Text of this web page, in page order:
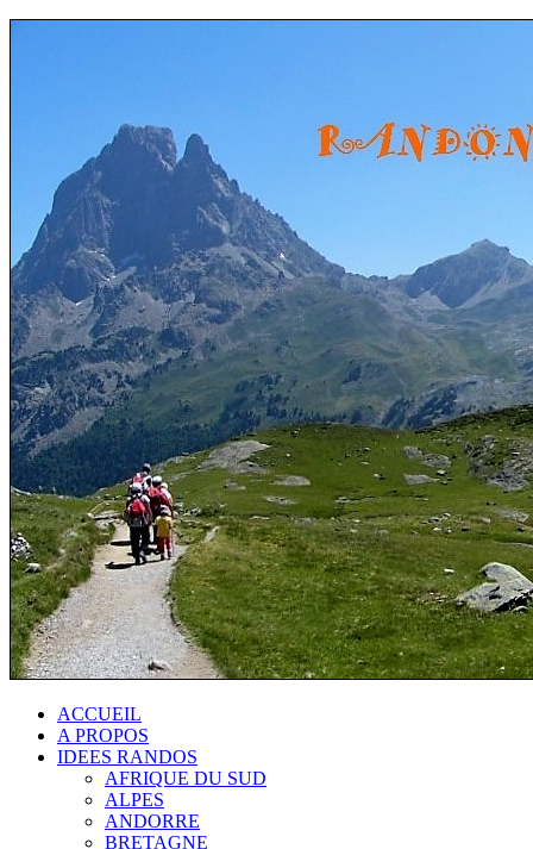
ACCUEIL
A PROPOS
IDEES RANDOS
AFRIQUE DU SUD
ALPES
ANDORRE
BRETAGNE